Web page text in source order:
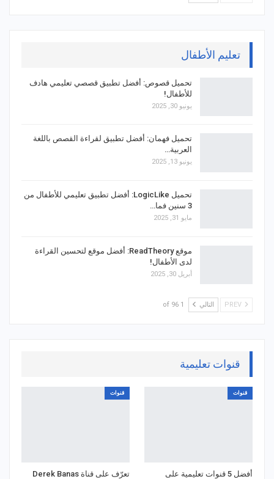
تعليم الأطفال
تحميل قصوص: أفضل تطبيق قصصي تعليمي هادف
للأطفال!
يونيو 30, 2025
تحميل فهمان: أفضل تطبيق لقراءة القصص باللغة
العربية…
يونيو 13, 2025
تحميل LogicLike: أفضل تطبيق تعليمي للأطفال من
3 سنين فما…
مايو 31, 2025
موقع ReadTheory: أفضل موقع لتحسين القراءة
لدى الأطفال!
أبريل 30, 2025
التالي 1 of 96
قنوات تعليمية
قنوات
أفضل 5 قنوات تعليمية على
قنوات
تعرّف على قناة Derek Banas